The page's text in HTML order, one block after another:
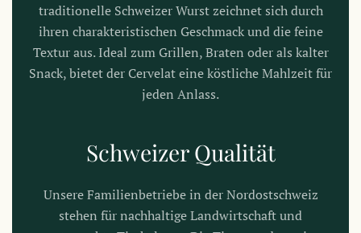
traditionelle Schweizer Wurst zeichnet sich durch
ihren charakteristischen Geschmack und die feine
Textur aus. Ideal zum Grillen, Braten oder als kalter
Snack, bietet der Cervelat eine köstliche Mahlzeit für
jeden Anlass.
Schweizer Qualität
Unsere Familienbetriebe in der Nordostschweiz
stehen für nachhaltige Landwirtschaft und